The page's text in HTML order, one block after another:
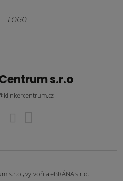
Centrum s.r.o
s.r.o., vytvořila eBRÁNA s.r.o.